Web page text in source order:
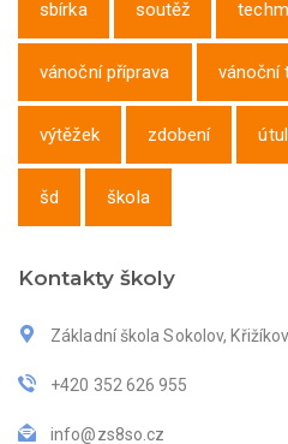
sbírka soutěž
vánoční příprava vánoční
výtěžek zdobení
šd škola
Kontakty školy
Základní škola Sokolov,
+420 352 626 955
info@zs8so.cz